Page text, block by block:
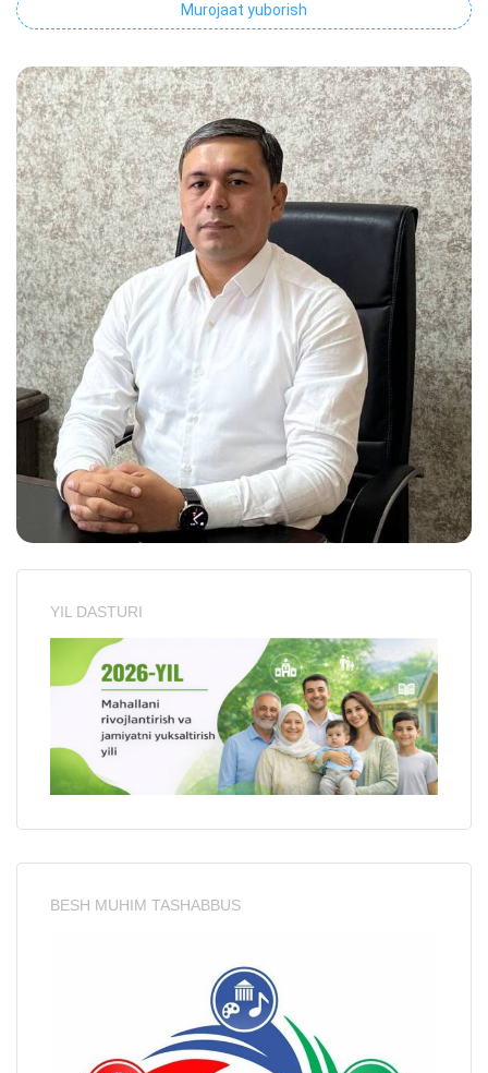
Murojaat yuborish
YIL DASTURI
BESH MUHIM TASHABBUS